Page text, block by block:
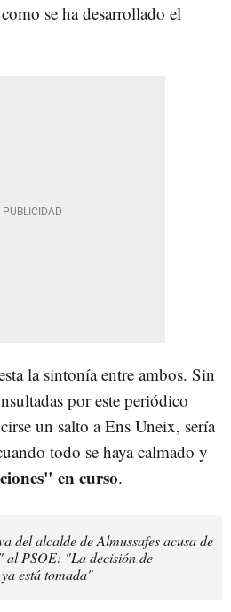
se ha desarrollado el
la sintonía entre ambos. Sin
por este periódico
un salto a Ens Uneix, sería
todo se haya calmado y
en curso.
del alcalde de Almussafes acusa de
al PSOE: "La decisión de
está tomada"